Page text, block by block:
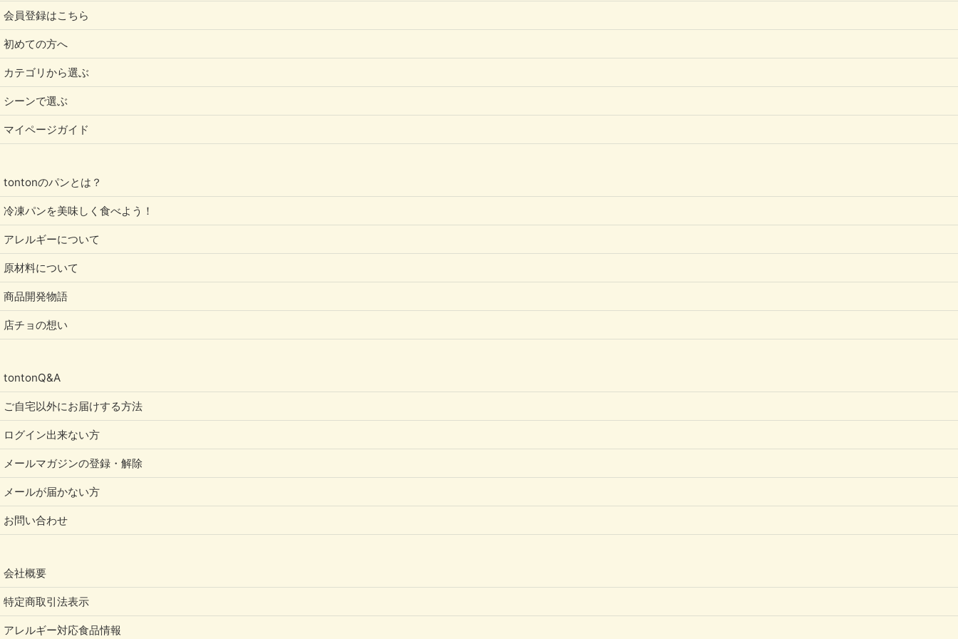
会員登録はこちら
初めての方へ
カテゴリから選ぶ
シーンで選ぶ
マイページガイド
tontonのパンとは？
冷凍パンを美味しく食べよう！
アレルギーについて
原材料について
商品開発物語
店チョの想い
tontonQ&A
ご自宅以外にお届けする方法
ログイン出来ない方
メールマガジンの登録・解除
メールが届かない方
お問い合わせ
会社概要
特定商取引法表示
アレルギー対応食品情報